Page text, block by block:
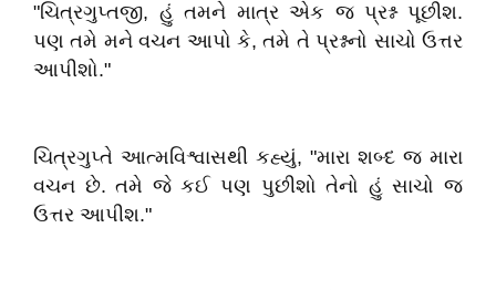
"ચિત્રગુપ્તજી, હું તમને માત્ર એક જ પ્રશ્ન પૂછીશ.
પણ તમે મને વચન આપો કે, તમે તે પ્રશ્નનો સાચો ઉત્તર
આપીશો."
ચિત્રગુપ્તે આત્મવિશ્વાસથી કહ્યું, "મારા શબ્દ જ મારા
વચન છે. તમે જે કઈ પણ પુછીશો તેનો હું સાચો જ
ઉત્તર આપીશ."